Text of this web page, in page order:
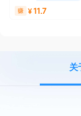
赚 ￥ 11.7
2.5w-5w
关